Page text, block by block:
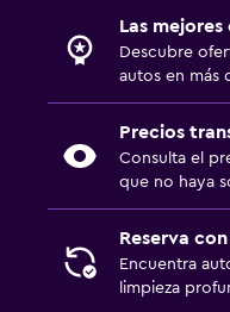
Las
Descubre
autos en más
Precios
Consulta el
que no haya
Reserva
Encuentra
limpieza